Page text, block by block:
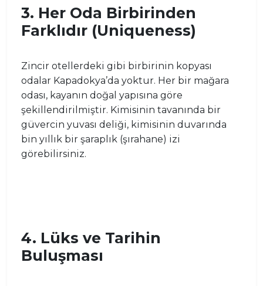
3. Her Oda Birbirinden
Farklıdır (Uniqueness)
Zincir otellerdeki gibi birbirinin kopyası
odalar Kapadokya’da yoktur. Her bir mağara
odası, kayanın doğal yapısına göre
şekillendirilmiştir. Kimisinin tavanında bir
güvercin yuvası deliği, kimisinin duvarında
bin yıllık bir şaraplık (şırahane) izi
görebilirsiniz.
4. Lüks ve Tarihin
Buluşması